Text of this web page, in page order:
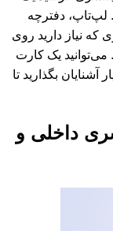
لپ‌تاپ، دفترچه
که نیاز دارید روی
می‌توانید یک کارت
بگذارید تا
داخلی و